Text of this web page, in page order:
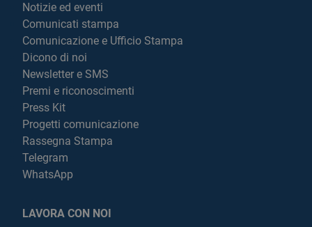
Notizie ed eventi
Comunicati stampa
Comunicazione e Ufficio Stampa
Dicono di noi
Newsletter e SMS
Premi e riconoscimenti
Press Kit
Progetti comunicazione
Rassegna Stampa
Telegram
WhatsApp
LAVORA CON NOI